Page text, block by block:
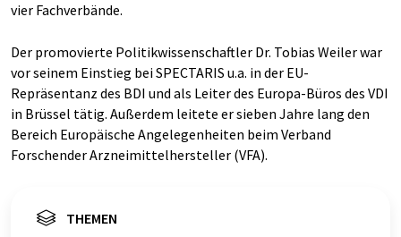
vier Fachverbände.
Der promovierte Politikwissenschaftler Dr. Tobias Weiler war
vor seinem Einstieg bei SPECTARIS u.a. in der EU-
Repräsentanz des BDI und als Leiter des Europa-Büros des VDI
in Brüssel tätig. Außerdem leitete er sieben Jahre lang den
Bereich Europäische Angelegenheiten beim Verband
Forschender Arzneimittelhersteller (VFA).
THEMEN